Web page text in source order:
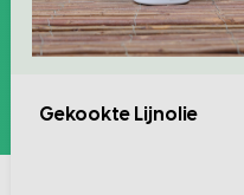
Gekookte Lijnolie